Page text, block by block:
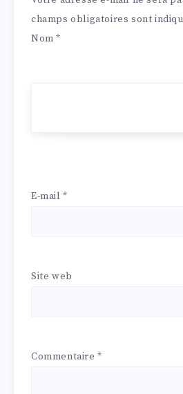
champs obligatoires sont
Nom*
E-mail*
Site web
Commentaire*